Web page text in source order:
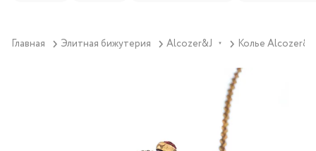
Главная Элитная бижутерия Alcozer&J ▼ Колье